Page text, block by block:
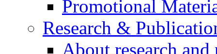
Promotional
Research &
About research